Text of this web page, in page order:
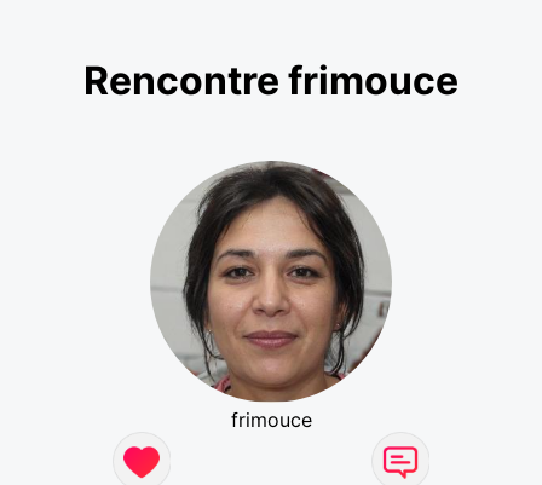
Rencontre frimouce
frimouce